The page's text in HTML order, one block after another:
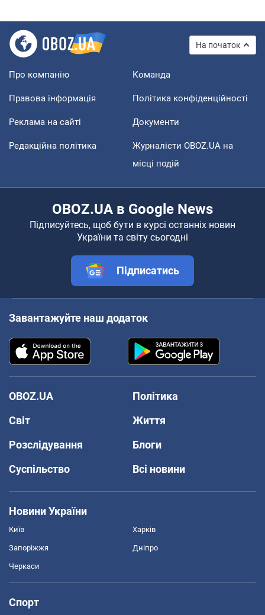
На початок
Про компанію Команда
Правова інформація Політика конфіденційності
Реклама на сайті Документи
Редакційна політика
Журналісти OBOZ.UA на
місці подій
OBOZ.UA в Google News
Підписуйтесь, щоб бути в курсі останніх новин
України та світу сьогодні
Підписатись
Завантажуйте наш додаток
OBOZ.UA
Політика
Світ
Життя
Розслідування
Блоги
Суспільство
Всі новини
Новини України
Київ Харків
Запоріжжя Дніпро
Черкаси
Спорт